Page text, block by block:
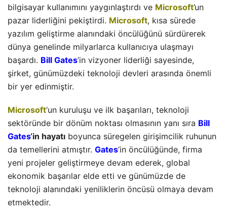
bilgisayar kullanımını yaygınlaştırdı ve Microsoft’un
pazar liderliğini pekiştirdi. Microsoft, kısa sürede
yazılım geliştirme alanındaki öncülüğünü sürdürerek
dünya genelinde milyarlarca kullanıcıya ulaşmayı
başardı. Bill Gates’in vizyoner liderliği sayesinde,
şirket, günümüzdeki teknoloji devleri arasında önemli
bir yer edinmiştir.
Microsoft‘un kuruluşu ve ilk başarıları, teknoloji
sektöründe bir dönüm noktası olmasının yanı sıra Bill
Gates‘in hayatı boyunca süregelen girişimcilik ruhunun
da temellerini atmıştır. Gates’in öncülüğünde, firma
yeni projeler geliştirmeye devam ederek, global
ekonomik başarılar elde etti ve günümüzde de
teknoloji alanındaki yeniliklerin öncüsü olmaya devam
etmektedir.